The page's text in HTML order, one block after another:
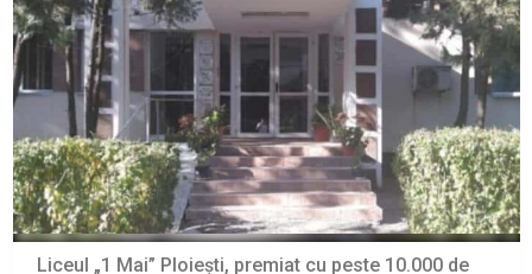
Liceul „1 Mai” Ploiești, premiat cu peste 10.000 de